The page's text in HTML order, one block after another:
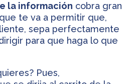
la información cobra gran
te va a permitir que,
sepa perfectamente
para que haga lo que
Pues,